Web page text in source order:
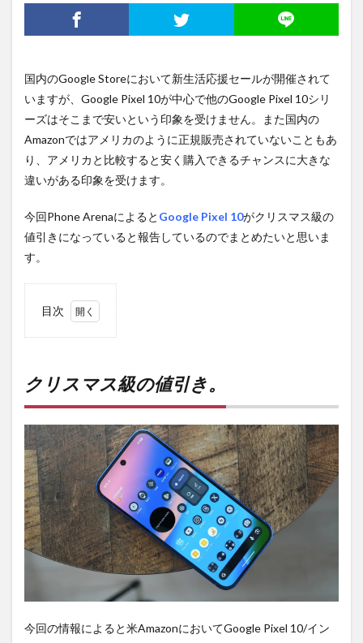
国内のGoogle Storeにおいて新生活応援セールが開催されて
いますが、Google Pixel 10が中心で他のGoogle Pixel 10シリ
ーズはそこまで安いという印象を受けません。また国内の
Amazonではアメリカのように正規販売されていないこともあ
り、アメリカと比較すると安く購入できるチャンスに大きな
違いがある印象を受けます。
今回Phone Arenaによると Google Pixel 10がクリスマス級の
値引きになっていると報告しているのでまとめたいと思いま
す。
目次
ス級
の値
引
2
PR)
購入
は待
ち時
間不
要の
オン
ライ
おす
す
クリスマス級の値引き。
今回の情報によると米AmazonにおいてGoogle Pixel 10/イン